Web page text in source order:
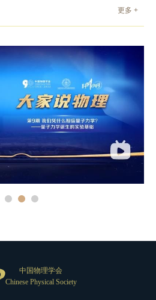
更多 +
中国物理学会
Chinese Physical Society